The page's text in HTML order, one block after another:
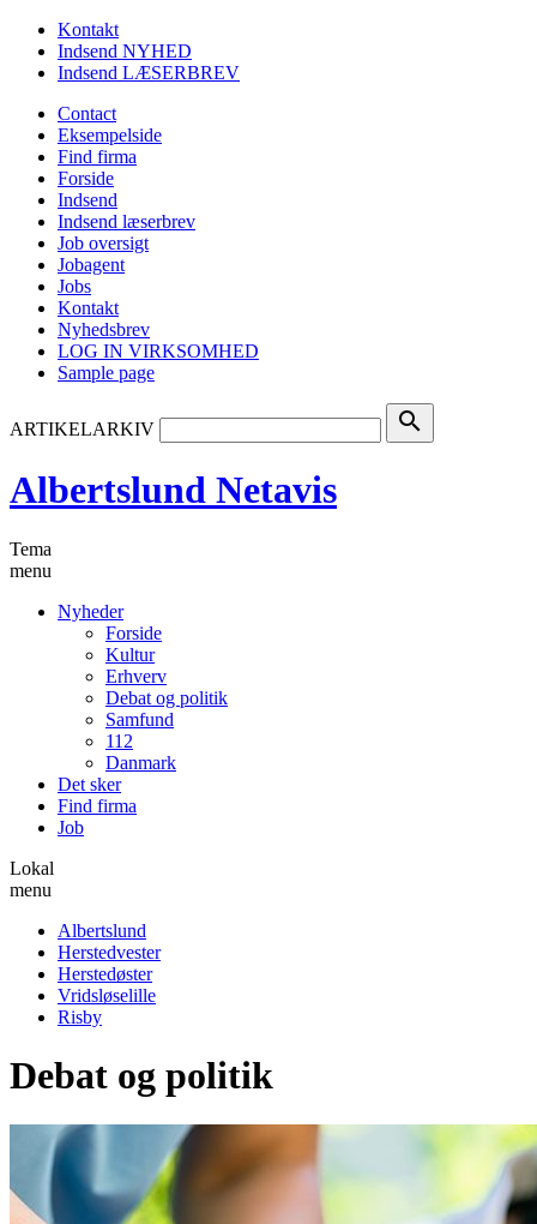
Kontakt
Indsend NYHED
Indsend LÆSERBREV
Contact
Eksempelside
Find firma
Forside
Indsend
Indsend læserbrev
Job oversigt
Jobagent
Jobs
Kontakt
Nyhedsbrev
LOG IN VIRKSOMHED
Sample page
ARTIKELARKIV search
Albertslund Netavis
Tema
menu
Nyheder
Forside
Kultur
Erhverv
Debat og politik
Samfund
112
Danmark
Det sker
Find firma
Job
Lokal
menu
Albertslund
Herstedvester
Herstedøster
Vridsløselille
Risby
Debat og politik